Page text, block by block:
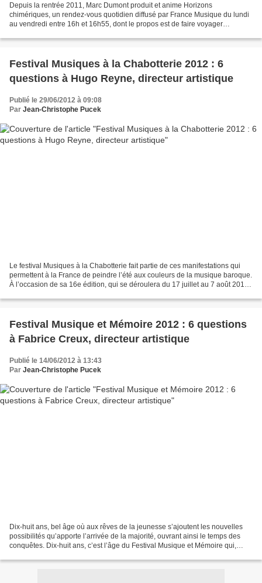
Depuis la rentrée 2011, Marc Dumont produit et anime Horizons
chimériques, un rendez-vous quotidien diffusé par France Musique du lundi
au vendredi entre 16h et 16h55, dont le propos est de faire voyager
Festival Musiques à la Chabotterie 2012 : 6
questions à Hugo Reyne, directeur artistique
Publié le 29/06/2012 à 09:08
Par Jean-Christophe Pucek
Le festival Musiques à la Chabotterie fait partie de ces manifestations qui
permettent à la France de peindre l’été aux couleurs de la musique baroque.
À l’occasion de sa 16e édition, qui se déroulera du 17 juillet au 7 août 2012,
Festival Musique et Mémoire 2012 : 6 questions
à Fabrice Creux, directeur artistique
Publié le 14/06/2012 à 13:43
Par Jean-Christophe Pucek
Dix-huit ans, bel âge où aux rêves de la jeunesse s’ajoutent les nouvelles
possibilités qu’apporte l’arrivée de la majorité, ouvrant ainsi le temps des
conquêtes. Dix-huit ans, c’est l’âge du Festival Musique et Mémoire qui,